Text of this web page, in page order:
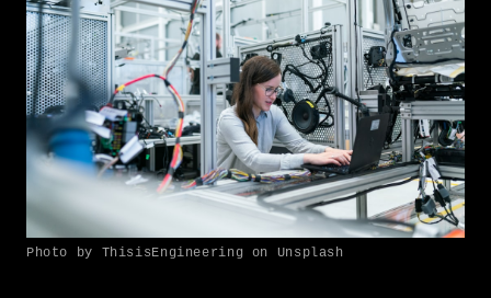
Photo by ThisisEngineering on Unsplash